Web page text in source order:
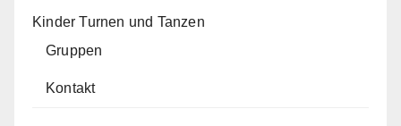
Kinder Turnen und Tanzen
Gruppen
Kontakt